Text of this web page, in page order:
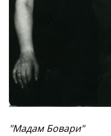
"Мадам Бовари"